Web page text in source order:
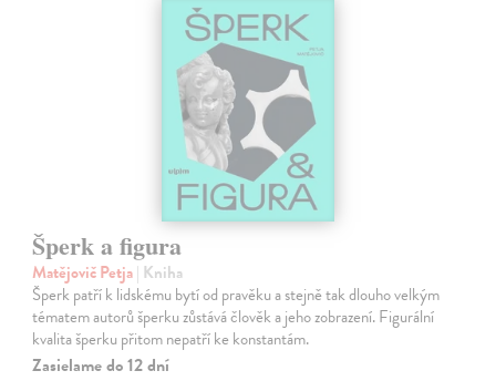
Šperk a figura
Matějovič Petja| Kniha
Šperk patří k lidskému bytí od pravěku a stejně tak dlouho velkým
tématem autorů šperku zůstává člověk a jeho zobrazení. Figurální
kvalita šperku přitom nepatří ke konstantám.
Zasielame do 12 dní